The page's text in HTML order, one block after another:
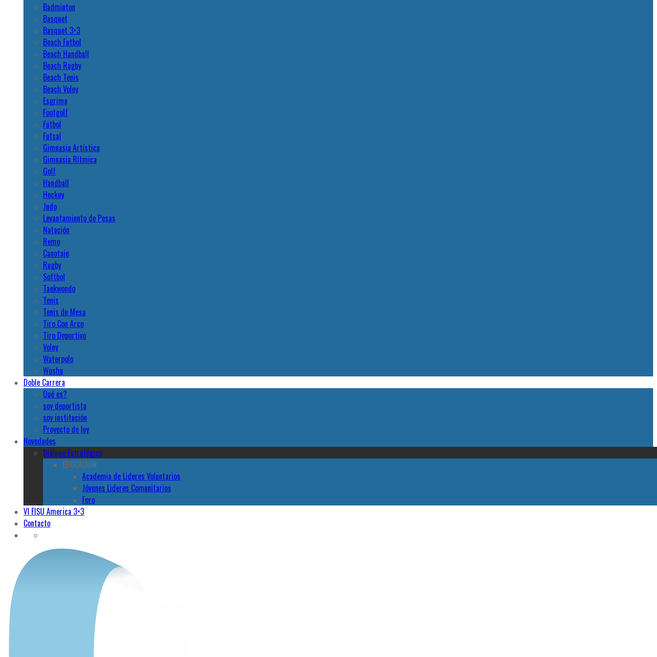
Badminton
Basquet
Basquet 3×3
Beach Futbol
Beach Handball
Beach Rugby
Beach Tenis
Beach Voley
Esgrima
Footgolf
Fútbol
Futsal
Gimnasia Artística
Gimnasia Rítmica
Golf
Handball
Hockey
Judo
Levantamiento de Pesas
Natación
Remo
Canotaje
Rugby
Softbol
Taekwondo
Tenis
Tenis de Mesa
Tiro Con Arco
Tiro Deportivo
Voley
Waterpolo
Wushu
Doble Carrera
Qué es?
soy deportista
soy institución
Proyecto de ley
Novedades
Diálogo Estratégico
EDUCACION
Academia de Lideres Voluntarios
Jóvenes Lideres Comunitarios
Foro
VI FISU America 3×3
Contacto